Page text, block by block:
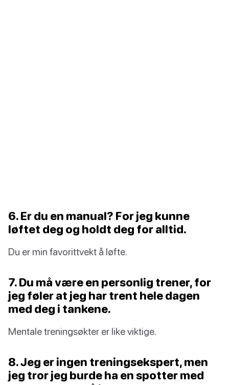
6. Er du en manual? For jeg kunne
løftet deg og holdt deg for alltid.
Du er min favorittvekt å løfte.
7. Du må være en personlig trener, for
jeg føler at jeg har trent hele dagen
med deg i tankene.
Mentale treningsøkter er like viktige.
8. Jeg er ingen treningsekspert, men
jeg tror jeg burde ha en spotter med